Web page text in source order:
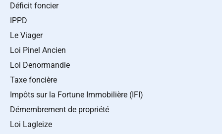
Déficit foncier
IPPD
Le Viager
Loi Pinel Ancien
Loi Denormandie
Taxe foncière
Impôts sur la Fortune Immobilière (IFI)
Démembrement de propriété
Loi Lagleize